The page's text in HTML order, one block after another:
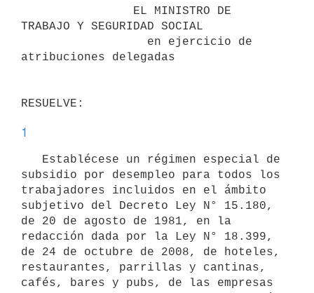
TRABAJO Y SEGURIDAD SOCIAL
atribuciones delegadas
1
subsidio por desempleo para todos los
trabajadores incluidos en el ámbito
subjetivo del Decreto Ley N° 15.180,
de 20 de agosto de 1981, en la
redacción dada por la Ley N° 18.399,
de 24 de octubre de 2008, de hoteles,
restaurantes, parrillas y cantinas,
cafés, bares y pubs, de las empresas